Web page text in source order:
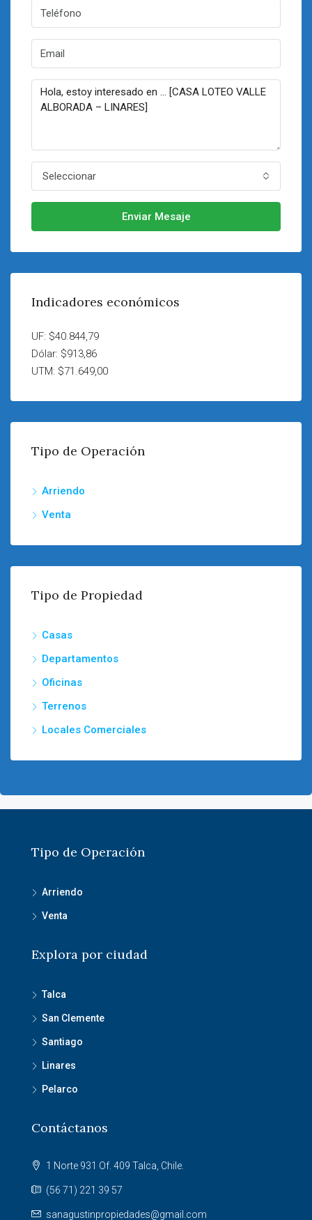
Seleccionar
Enviar Mesaje
Indicadores económicos
UF: $40.844,79
Dólar: $913,86
UTM: $71.649,00
Tipo de Operación
Arriendo
Venta
Tipo de Propiedad
Casas
Departamentos
Oficinas
Terrenos
Locales Comerciales
Tipo de Operación
Arriendo
Venta
Explora por ciudad
Talca
San Clemente
Santiago
Linares
Pelarco
Contáctanos
1 Norte 931 Of. 409 Talca, Chile.
(56 71) 221 39 57
sanagustinpropiedades@gmail.com